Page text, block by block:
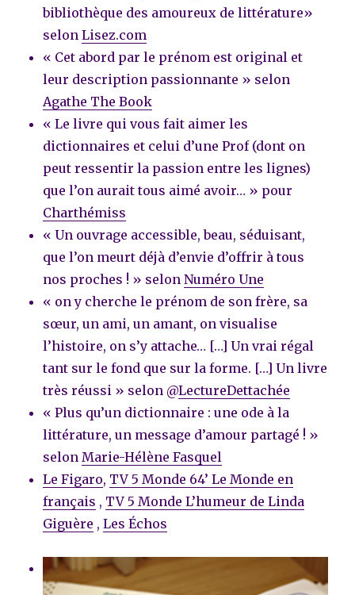
bibliothèque des amoureux de littérature»
selonLisez.com
« Cet abord par le prénom est original et
leur description passionnante » selon
Agathe The Book
« Le livre qui vous fait aimer les
dictionnaires et celui d’une Prof (dont on
peut ressentir la passion entre les lignes)
que l’on aurait tous aimé avoir… » pour
Charthémiss
« Un ouvrage accessible, beau, séduisant,
que l’on meurt déjà d’envie d’offrir à tous
nos proches ! » selonNuméro Une
« on y cherche le prénom de son frère, sa
sœur, un ami, un amant, on visualise
l’histoire, on s’y attache… […] Un vrai régal
tant sur le fond que sur la forme. […] Un livre
très réussi » selon @LectureDettachée
« Plus qu’un dictionnaire : une ode à la
littérature, un message d’amour partagé ! »
selonMarie-Hélène Fasquel
Le Figaro, TV 5 Monde 64’ Le Monde en
français , TV 5 Monde L’humeur de Linda
Giguère ,Les Échos